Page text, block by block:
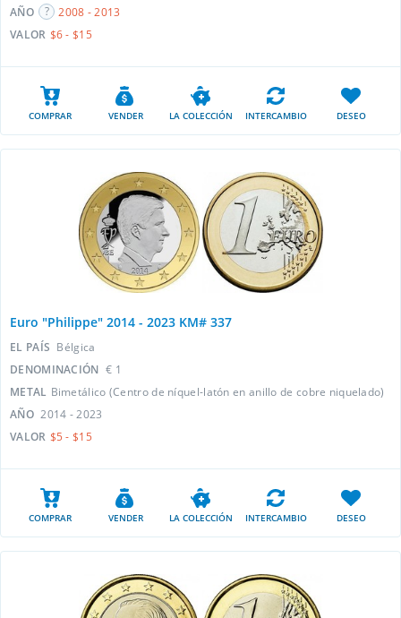
AÑO
2008 - 2013
VALOR $6 - $15
COMPRAR VENDER LA COLECCIÓN INTERCAMBIO DESEO
Euro "Philippe" 2014 - 2023 KM# 337
EL PAÍS Bélgica
DENOMINACIÓN € 1
METAL Bimetálico (Centro de níquel-latón en anillo de cobre niquelado)
AÑO 2014 - 2023
VALOR $5 - $15
COMPRAR VENDER LA COLECCIÓN INTERCAMBIO DESEO